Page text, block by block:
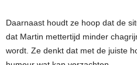
Daarnaast houdt ze hoop dat de
dat Martin mettertijd minder
wordt. Ze denkt dat met de juiste